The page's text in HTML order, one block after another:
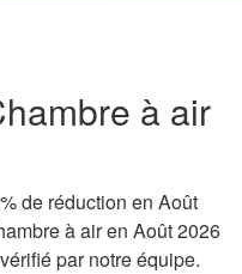
à air
de réduction en Août
à air en Août 2026
par notre équipe.